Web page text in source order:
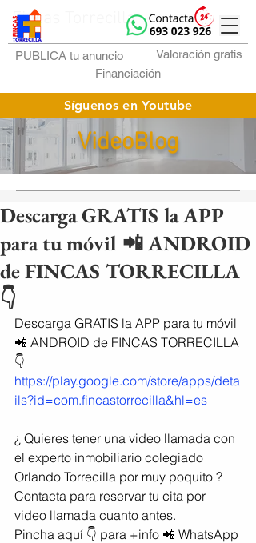
Fincas Torrecilla
PUBLICA tu anuncio
Valoración gratis
Financiación
Síguenos en Youtube
VideoBlog
Descarga GRATIS la APP
para tu móvil 📲 ANDROID
de FINCAS TORRECILLA
👇
Descarga GRATIS la APP para tu móvil
📲 ANDROID de FINCAS TORRECILLA
👇
https://play.google.com/store/apps/deta
ils?id=com.fincastorrecilla&hl=es
¿ Quieres tener una video llamada con
el experto inmobiliario colegiado
Orlando Torrecilla por muy poquito ?
Contacta para reservar tu cita por
video llamada cuanto antes.
Pincha aquí 👇 para +info 📲 WhatsApp